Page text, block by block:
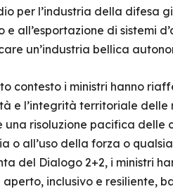
per l’industria della difesa
e all’esportazione di sistemi
un’industria bellica
contesto i ministri hanno
e l’integrità territoriale delle
una risoluzione pacifica delle
o all’uso della forza o
del Dialogo 2+2, i ministri
aperto, inclusivo e resiliente,